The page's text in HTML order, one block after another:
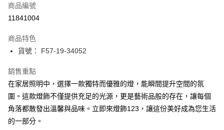
LINE Pay
街口支付
悠遊付
Google Pay
全盈+PAY
AFTEE先享後付
商品編號
11841004
商品特色
貨號： F57-19-34052
銷售重點
在家居照明中，選擇一款獨特而優雅的燈，能瞬間提升空間的氛
圍。這款燈飾不僅提供充足的光源，更是藝術品般的存在，讓每個
角落都散發出溫馨與品味。立即來燈飾123，讓這份美好成為您生活
的一部分。